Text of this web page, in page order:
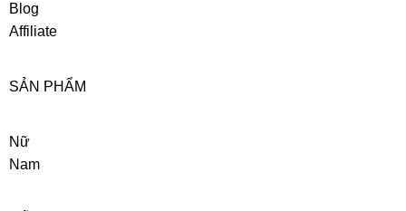
Blog
Affiliate
SẢN PHẨM
Nữ
Nam